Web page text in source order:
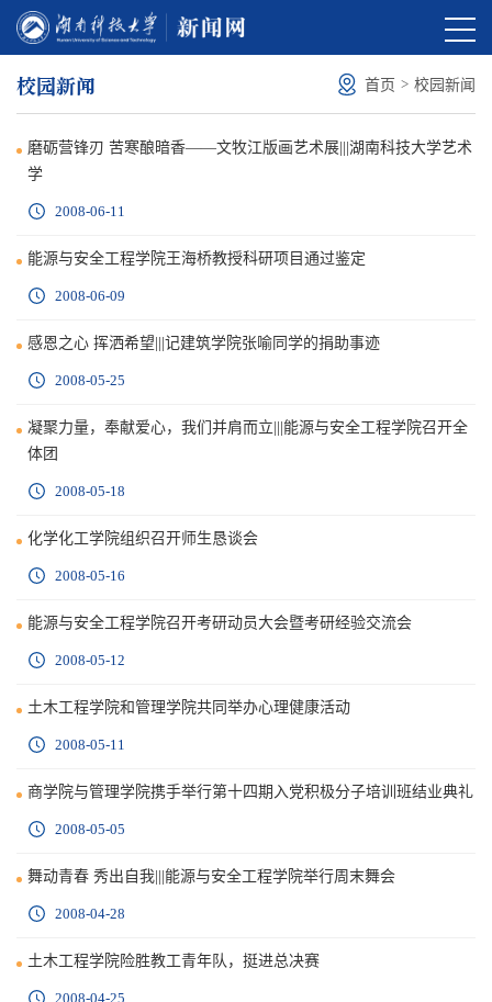
校园新闻 首页 > 校园新闻
磨砺营锋刃 苦寒酿暗香——文牧江版画艺术展|||湖南科技大学艺术
学
2008-06-11
能源与安全工程学院王海桥教授科研项目通过鉴定
2008-06-09
感恩之心 挥洒希望|||记建筑学院张喻同学的捐助事迹
2008-05-25
凝聚力量，奉献爱心，我们并肩而立|||能源与安全工程学院召开全
体团
2008-05-18
化学化工学院组织召开师生恳谈会
2008-05-16
能源与安全工程学院召开考研动员大会暨考研经验交流会
2008-05-12
土木工程学院和管理学院共同举办心理健康活动
2008-05-11
商学院与管理学院携手举行第十四期入党积极分子培训班结业典礼
2008-05-05
舞动青春 秀出自我|||能源与安全工程学院举行周末舞会
2008-04-28
土木工程学院险胜教工青年队，挺进总决赛
2008-04-25